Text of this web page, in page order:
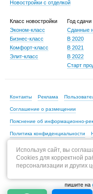
Новостройки с отделкой
Класс новостройки
Эконом-класс
Бизнес-класс
Комфорт-класс
Элит-класс
Год сдачи
Сданные
В 2020
В 2021
В 2022
Старт
Контакты Реклама
Соглашение о размещении
Пояснение об информационно-
Политика конфиденциальности
пишите на
Используя сайт, вы
Cookies для корректной
персонализации и других